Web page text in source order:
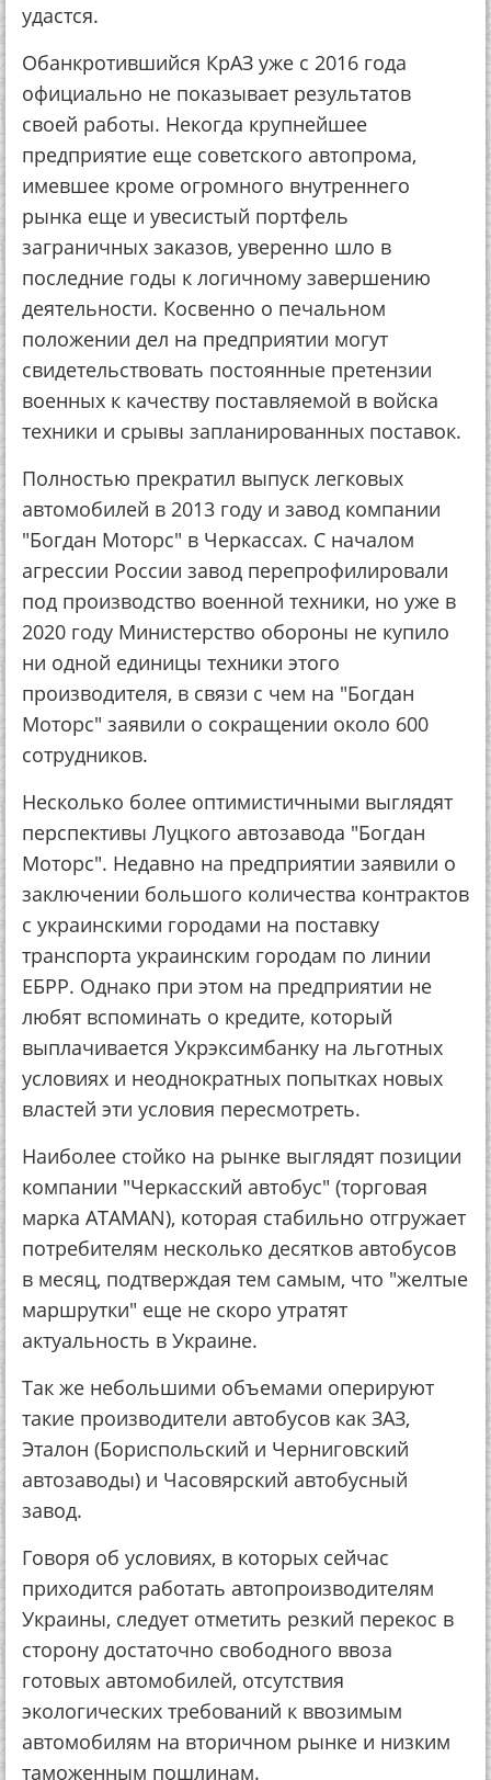
удастся.
Обанкротившийся КрАЗ уже с 2016 года
официально не показывает результатов
своей работы. Некогда крупнейшее
предприятие еще советского автопрома,
имевшее кроме огромного внутреннего
рынка еще и увесистый портфель
заграничных заказов, уверенно шло в
последние годы к логичному завершению
деятельности. Косвенно о печальном
положении дел на предприятии могут
свидетельствовать постоянные претензии
военных к качеству поставляемой в войска
техники и срывы запланированных поставок.
Полностью прекратил выпуск легковых
автомобилей в 2013 году и завод компании
"Богдан Моторс" в Черкассах. С началом
агрессии России завод перепрофилировали
под производство военной техники, но уже в
2020 году Министерство обороны не купило
ни одной единицы техники этого
производителя, в связи с чем на "Богдан
Моторс" заявили о сокращении около 600
сотрудников.
Несколько более оптимистичными выглядят
перспективы Луцкого автозавода "Богдан
Моторс". Недавно на предприятии заявили о
заключении большого количества контрактов
с украинскими городами на поставку
транспорта украинским городам по линии
ЕБРР. Однако при этом на предприятии не
любят вспоминать о кредите, который
выплачивается Укрэксимбанку на льготных
условиях и неоднократных попытках новых
властей эти условия пересмотреть.
Наиболее стойко на рынке выглядят позиции
компании "Черкасский автобус" (торговая
марка ATAMAN), которая стабильно отгружает
потребителям несколько десятков автобусов
в месяц, подтверждая тем самым, что "желтые
маршрутки" еще не скоро утратят
актуальность в Украине.
Так же небольшими объемами оперируют
такие производители автобусов как ЗАЗ,
Эталон (Бориспольский и Черниговский
автозаводы) и Часовярский автобусный
завод.
Говоря об условиях, в которых сейчас
приходится работать автопроизводителям
Украины, следует отметить резкий перекос в
сторону достаточно свободного ввоза
готовых автомобилей, отсутствия
экологических требований к ввозимым
автомобилям на вторичном рынке и низким
таможенным пошлинам.